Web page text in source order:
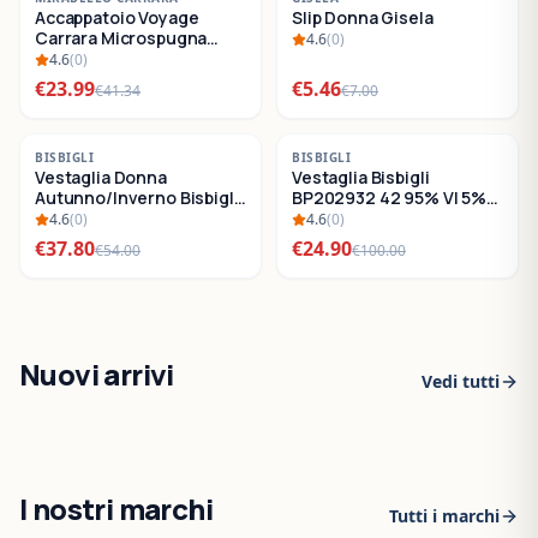
SALDI
Accappatoio Voyage
Carrara Microspugna
Cotone
4.6(0)
€23.99€41.34
SALDI
Slip Donna Gisela
4.6(0)
€5.46€7.00
-30 %
SALDI
BISBIGLI
Vestaglia Donna
Autunno/Inverno Bisbigli
BO288632
4.6(0)
€37.80€54.00
-75 %
SALDI
BISBIGLI
Vestaglia Bisbigli
BP202932 42 95% VI 5%
EA4.6(0)
€24.90€100.00
Nuovi arrivi Vedi tutti
I nostri marchi Tutti i marchi